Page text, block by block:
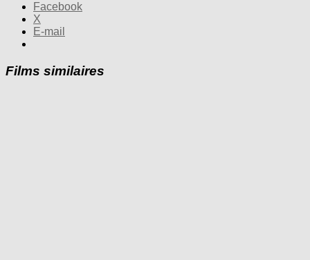
Facebook
X
E-mail
Films similaires